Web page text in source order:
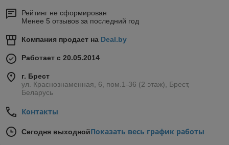
Рейтинг не сформирован
Менее 5 отзывов за последний год
Компания продает на Deal.by
Работает с 20.05.2014
г. Брест
ул. Краснознаменная, 6, пом.1-36 (2 этаж), Брест,
Беларусь
Контакты
Сегодня выходнойПоказать весь график работы